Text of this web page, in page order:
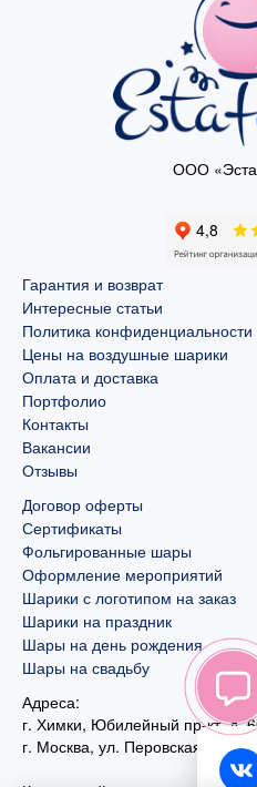
ООО
Гарантия и возврат
Интересные статьи
Политика конфиденциальности
Цены на воздушные шарики
Оплата и доставка
Портфолио
Контакты
Вакансии
Отзывы
Договор оферты
Сертификаты
Фольгированные шары
Оформление мероприятий
Шарики с логотипом на заказ
Шарики на праздник
Шары на день рождения
Шары на свадьбу
Адреса:
г. Химки, Юбилейный пр-кт, д.
г. Москва, ул. Перовская, д. 59